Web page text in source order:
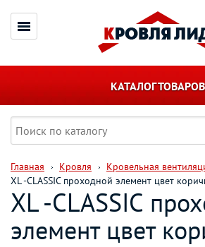
КАТАЛОГ ТОВАРОВ
Главная Кровля Кровельная
XL -CLASSIC проходной элемент цвет
XL -CLASSIC
элемент цвет